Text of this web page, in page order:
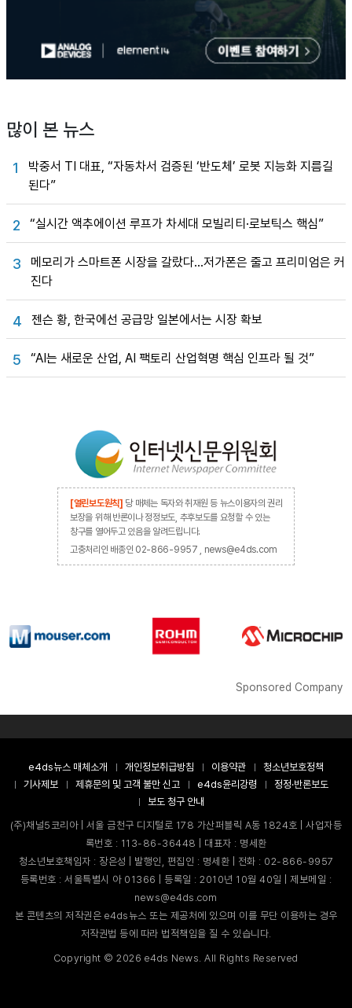
많이 본 뉴스
1
박중서 TI 대표, “자동차서 검증된 ‘반도체’ 로봇 지능화 지름길
된다”
2 “실시간 액추에이션 루프가 차세대 모빌리티·로보틱스 핵심”
3
메모리가 스마트폰 시장을 갈랐다…저가폰은 줄고 프리미엄은 커
진다
4 젠슨 황, 한국에선 공급망 일본에서는 시장 확보
5 “AI는 새로운 산업, AI 팩토리 산업혁명 핵심 인프라 될 것”
[열린보도원칙] 당 매체는 독자와 취재원 등 뉴스이용자의 권리
보장을 위해 반론이나 정정보도, 추후보도를 요청할 수 있는
창구를 열어두고 있음을 알려드립니다.
고충처리인 배종인 02-866-9957 , news@e4ds.com
Sponsored Company
e4ds뉴스 매체소개 개인정보취급방침 이용약관
청소년보호정책
기사제보
제휴문의 및 고객 불만 신고 e4ds윤리강령
정정·반론보도
보도 청구 안내
(주)채널5코리아 | 서울 금천구 디지털로 178 가산퍼블릭 A동 1824호 | 사업자등
록번호 : 113-86-36448 | 대표자 : 명세환
청소년보호책임자 : 장은성 | 발행인, 편집인 : 명세환 | 전화 : 02-866-9957
등록번호 : 서울특별시 아 01366 | 등록일 : 2010년 10월 40일 | 제보메일 :
news@e4ds.com
본 콘텐츠의 저작권은 e4ds뉴스 또는 제공처에 있으며 이를 무단 이용하는 경우
저작권법 등에 따라 법적책임을 질 수 있습니다.
Copyright ©2026 e4ds News. All Rights Reserved